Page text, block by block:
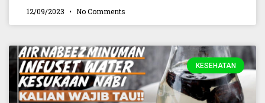
12/09/2023 No Comments
KESEHATAN